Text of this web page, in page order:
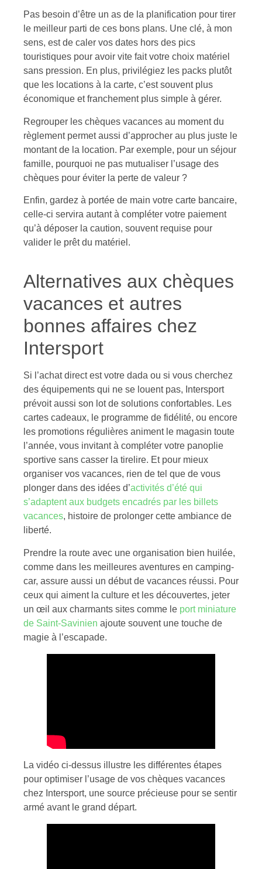
Pas besoin d’être un as de la planification pour tirer
le meilleur parti de ces bons plans. Une clé, à mon
sens, est de caler vos dates hors des pics
touristiques pour avoir vite fait votre choix matériel
sans pression. En plus, privilégiez les packs plutôt
que les locations à la carte, c’est souvent plus
économique et franchement plus simple à gérer.
Regrouper les chèques vacances au moment du
règlement permet aussi d’approcher au plus juste le
montant de la location. Par exemple, pour un séjour
famille, pourquoi ne pas mutualiser l’usage des
chèques pour éviter la perte de valeur ?
Enfin, gardez à portée de main votre carte bancaire,
celle-ci servira autant à compléter votre paiement
qu’à déposer la caution, souvent requise pour
valider le prêt du matériel.
Alternatives aux chèques
vacances et autres
bonnes affaires chez
Intersport
Si l’achat direct est votre dada ou si vous cherchez
des équipements qui ne se louent pas, Intersport
prévoit aussi son lot de solutions confortables. Les
cartes cadeaux, le programme de fidélité, ou encore
les promotions régulières animent le magasin toute
l’année, vous invitant à compléter votre panoplie
sportive sans casser la tirelire. Et pour mieux
organiser vos vacances, rien de tel que de vous
plonger dans des idées d’activités d’été qui
s’adaptent aux budgets encadrés par les billets
vacances, histoire de prolonger cette ambiance de
liberté.
Prendre la route avec une organisation bien huilée,
comme dans les meilleures aventures en camping-
car, assure aussi un début de vacances réussi. Pour
ceux qui aiment la culture et les découvertes, jeter
un œil aux charmants sites comme le port miniature
de Saint-Savinien ajoute souvent une touche de
magie à l’escapade.
La vidéo ci-dessus illustre les différentes étapes
pour optimiser l’usage de vos chèques vacances
chez Intersport, une source précieuse pour se sentir
armé avant le grand départ.